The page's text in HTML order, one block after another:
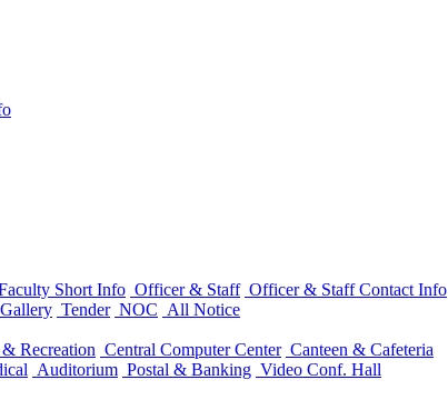
Short Info Officer & Staff Officer & Staff Contact Info
Tender NOC All Notice
& Recreation Central Computer Center Canteen & Cafeteria
Auditorium Postal & Banking Video Conf. Hall